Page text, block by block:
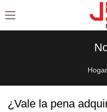
Hogar
¿Vale la pena